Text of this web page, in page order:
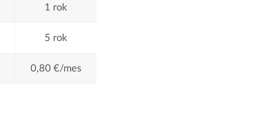
1 rok
5 rok
0,80 €/mes